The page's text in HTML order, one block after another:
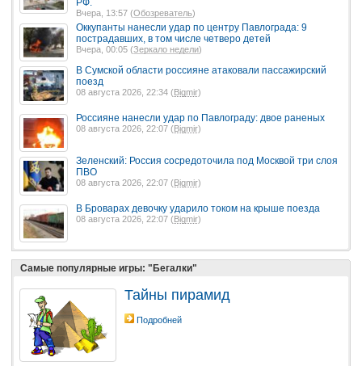
Вчера, 13:57 (Обозреватель)
Оккупанты нанесли удар по центру Павлограда: 9
пострадавших, в том числе четверо детей
Вчера, 00:05 (Зеркало недели)
В Сумской области россияне атаковали пассажирский
поезд
08 августа 2026, 22:34 (Bigmir)
Россияне нанесли удар по Павлограду: двое раненых
08 августа 2026, 22:07 (Bigmir)
Зеленский: Россия сосредоточила под Москвой три слоя
ПВО
08 августа 2026, 22:07 (Bigmir)
В Броварах девочку ударило током на крыше поезда
08 августа 2026, 22:07 (Bigmir)
Самые популярные игры: "Бегалки"
Тайны пирамид
Подробней